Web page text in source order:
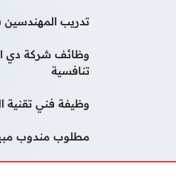
تدريب المهندسين
وظائف شركة دي
تنافسية
وظيفة فني تقنية
مطلوب مندوب